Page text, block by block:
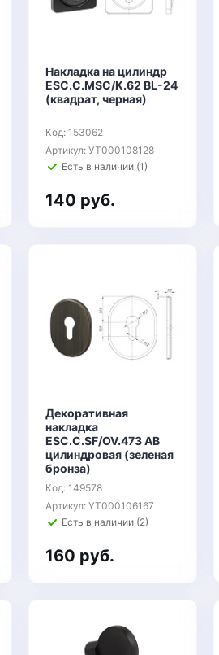
Накладка на цилиндр
ESC.C.MSC/K.62 BL-24
(квадрат, черная)
Код: 153062
Артикул: УТ000108128
Есть в наличии (1)
140 руб.
Декоративная
накладка
ESC.C.SF/OV.473 AB
цилиндровая (зеленая
бронза)
Код: 149578
Артикул: УТ000106167
Есть в наличии (2)
160 руб.